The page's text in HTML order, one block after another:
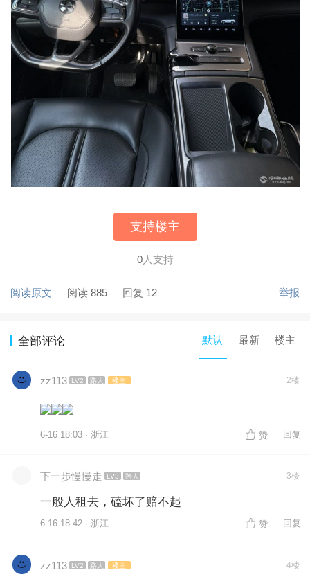
支持楼主
0人支持
阅读原文 阅读 885 回复 12 举报
全部评论 默认 最新 楼主
zz113 LV2 路人 楼主 2楼
6-16 18:03 · 浙江 赞 回复
下一步慢慢走 LV3 路人 3楼
一般人租去，磕坏了赔不起
6-16 18:42 · 浙江 赞 回复
zz113 LV2 路人 楼主 4楼